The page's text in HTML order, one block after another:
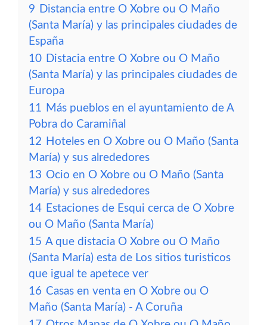
9 Distancia entre O Xobre ou O Maño
(Santa María) y las principales ciudades de
España
10 Distacia entre O Xobre ou O Maño
(Santa María) y las principales ciudades de
Europa
11 Más pueblos en el ayuntamiento de A
Pobra do Caramiñal
12 Hoteles en O Xobre ou O Maño (Santa
María) y sus alrededores
13 Ocio en O Xobre ou O Maño (Santa
María) y sus alrededores
14 Estaciones de Esqui cerca de O Xobre
ou O Maño (Santa María)
15 A que distacia O Xobre ou O Maño
(Santa María) esta de Los sitios turisticos
que igual te apetece ver
16 Casas en venta en O Xobre ou O
Maño (Santa María) - A Coruña